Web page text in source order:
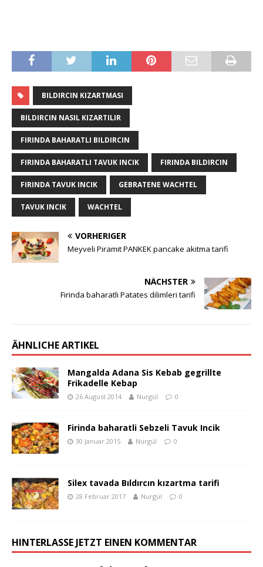
BILDIRCIN KIZARTMASI
BILDIRCIN NASIL KIZARTILIR
FIRINDA BAHARATLI BILDIRCIN
FIRINDA BAHARATLI TAVUK INCIK FIRINDA BILDIRCIN
FIRINDA TAVUK INCIK GEBRATENE WACHTEL
TAVUK INCIK WACHTEL
VORHERIGER
Meyveli Piramit PANKEK pancake akitma tarifi
NÄCHSTER
Firinda baharatli Patates dilimleri tarifi
ÄHNLICHE ARTIKEL
Mangalda Adana Sis Kebab gegrillte
Frikadelle Kebap
26 August 2014 Nurgül 0
Firinda baharatli Sebzeli Tavuk Incik
30 Januar 2015 Nurgül 0
Silex tavada Bıldırcın kızartma tarifi
28 Februar 2017 Nurgül 0
HINTERLASSE JETZT EINEN KOMMENTAR